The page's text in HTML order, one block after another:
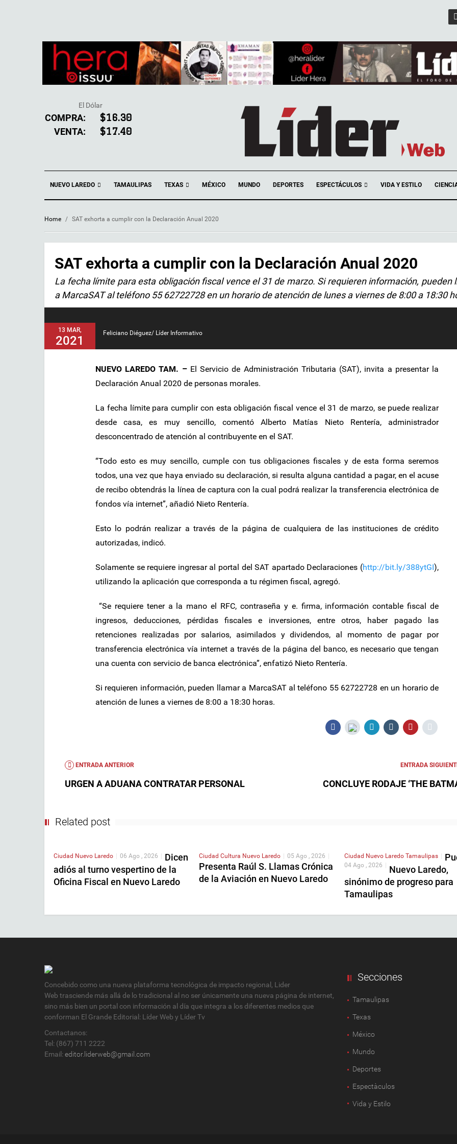
El Dólar
COMPRA: $16.30
VENTA: $17.40
NUEVO LAREDO TAMAULIPAS TEXAS MÉXICO MUNDO DEPORTES ESPECTÁCULOS VIDA Y ESTILO
Home / SAT exhorta a cumplir con la Declaración Anual 2020
SAT exhorta a cumplir con la Declaración Anual 2020
La fecha límite para esta obligación fiscal vence el 31 de marzo. Si requieren información, pueden
a MarcaSAT al teléfono 55 62722728 en un horario de atención de lunes a viernes de 8:00 a 18:30
13 MAR,
2021
Feliciano Diéguez/ Líder Informativo
NUEVO LAREDO TAM. –El Servicio de Administración Tributaria (SAT), invita a presentar la
Declaración Anual 2020 de personas morales.
La fecha límite para cumplir con esta obligación fiscal vence el 31 de marzo, se puede realizar
desde casa, es muy sencillo, comentó Alberto Matías Nieto Rentería, administrador
desconcentrado de atención al contribuyente en el SAT.
“Todo esto es muy sencillo, cumple con tus obligaciones fiscales y de esta forma seremos
todos, una vez que haya enviado su declaración, si resulta alguna cantidad a pagar, en el acuse
de recibo obtendrás la línea de captura con la cual podrá realizar la transferencia electrónica de
fondos vía internet”, añadió Nieto Rentería.
Esto lo podrán realizar a través de la página de cualquiera de las instituciones de crédito
autorizadas, indicó.
Solamente se requiere ingresar al portal del SAT apartado Declaraciones (http://bit.ly/388ytGI),
utilizando la aplicación que corresponda a tu régimen fiscal, agregó.
“Se requiere tener a la mano el RFC, contraseña y e. firma, información contable fiscal de
ingresos, deducciones, pérdidas fiscales e inversiones, entre otros, haber pagado las
retenciones realizadas por salarios, asimilados y dividendos, al momento de pagar por
transferencia electrónica vía internet a través de la página del banco, es necesario que tengan
una cuenta con servicio de banca electrónica”, enfatizó Nieto Rentería.
Si requieren información, pueden llamar a MarcaSAT al teléfono 55 62722728 en un horario de
atención de lunes a viernes de 8:00 a 18:30 horas.
ENTRADA ANTERIOR
URGEN A ADUANA CONTRATAR PERSONAL
ENTRADA
CONCLUYE RODAJE ‘THE
Related post
Ciudad Nuevo Laredo | 06 Ago , 2026 | Dicen
adiós al turno vespertino de la
Oficina Fiscal en Nuevo Laredo
Ciudad Cultura Nuevo Laredo | 05 Ago , 2026 |
Presenta Raúl S. Llamas Crónica
de la Aviación en Nuevo Laredo
Ciudad Nuevo Laredo Tamaulipas |
04 Ago , 2026 | Nuevo Laredo,
sinónimo de progreso para
Tamaulipas
Concebido como una nueva plataforma tecnológica de impacto regional, Lider
Web trasciende más allá de lo tradicional al no ser únicamente una nueva página de internet,
sino más bien un portal con información al día que integra a los diferentes medios que
conforman El Grande Editorial: Líder Web y Líder Tv
Contactanos:
Tel: (867) 711 2222
Email: editor.liderweb@gmail.com
Secciones
Tamaulipas
Texas
México
Mundo
Deportes
Espectàculos
Vida y Estilo